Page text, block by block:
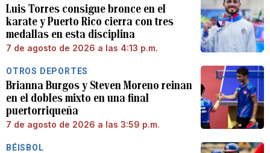
Luis Torres consigue bronce en el
karate y Puerto Rico cierra con tres
medallas en esta disciplina
7 de agosto de 2026 a las 4:13 p.m.
OTROS DEPORTES
Brianna Burgos y Steven Moreno reinan
en el dobles mixto en una final
puertorriqueña
7 de agosto de 2026 a las 3:59 p.m.
BÉISBOL